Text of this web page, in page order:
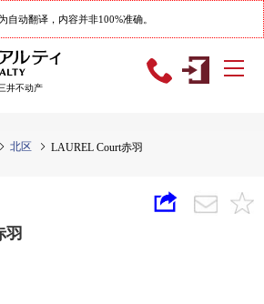
自动翻译，内容并非100%准确。
井不动产
北区 LAUREL Court赤羽
羽